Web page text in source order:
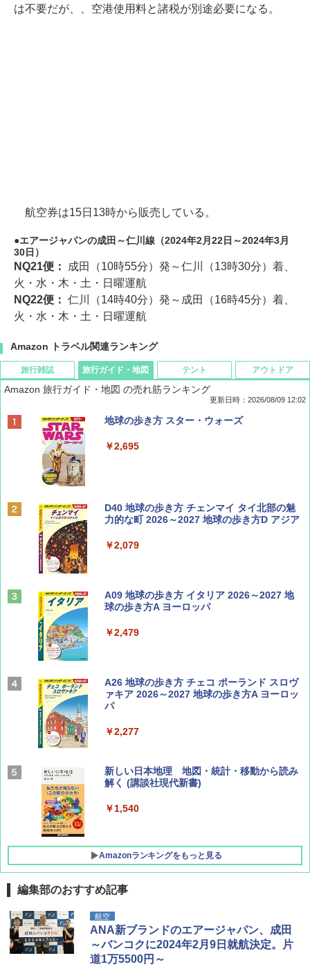
は不要だが、、空港使用料と諸税が別途必要になる。
航空券は15日13時から販売している。
エアージャパンの成田～仁川線（2024年2月22日～2024年3月
30日）
NQ21便：
成田（10時55分）発～仁川（13時30分）着、
火・水・木・土・日曜運航
NQ22便： 仁川（14時40分）発～成田（16時45分）着、
火・水・木・土・日曜運航
Amazon トラベル関連ランキング
旅行雑誌
BE-PAL(ビ-パル) 2026年 9 月号【特別付録:
ディズニーファン ２０２６年 ９月号 [雑
誌] (ＤＩＳＮＥＹ ＦＡＮ)
￥713
山と溪谷 2026年8月号「南アルプス大全」
Coyote No.89 特集 星野道夫 夢見る旅
￥1,540
AIRLINE（エアライン）2026年9月号【特
集】ボーイング110周年を祝して！
￥1,760
旅行ガイド・地図
Amazon 旅行ガイド・地図 の売れ筋ランキング
更新日時：2026/08/09 12:02
地球の歩き方 スター・ウォーズ
￥2,695
D40 地球の歩き方 チェンマイ タイ北部の魅
力的な町 2026～2027 地球の歩き方D アジア
￥2,079
A09 地球の歩き方 イタリア 2026～2027 地
球の歩き方A ヨーロッパ
￥2,479
A26 地球の歩き方 チェコ ポーランド スロヴ
ァキア 2026～2027 地球の歩き方A ヨーロッ
パ
￥2,277
新しい日本地理 地図・統計・移動から読み
解く (講談社現代新書)
￥1,540
Amazonランキングをもっと見る
テント
[キャンパーズコレクション 山善] ポップアッ
プテント 傘みたいに広げて畳める パッとサ
ッとサンシェード キューブ フルクローズ メ
ッシュ 簡単設置 ワンタッチテント キャンプ
&ハイキング カーキ PATC-150(KH)
アウトドア
GRANDOOR ステンレス保冷剤 2個セット 2
026リニューアル 急速冷凍 空間倍増 衛生的
コンパクト 保冷力長持ち
￥2,980
編集部のおすすめ記事
航空
ANA新ブランドのエアージャパン、成田
～バンコクに2024年2月9日就航決定。片
道1万5500円～